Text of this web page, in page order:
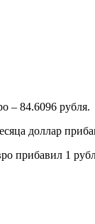
– 84.6096 рубля.
доллар
прибавил 1